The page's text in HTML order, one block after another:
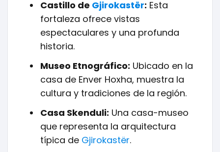
Castillo de Gjirokastër: Esta
fortaleza ofrece vistas
espectaculares y una profunda
historia.
Museo Etnográfico: Ubicado en la
casa de Enver Hoxha, muestra la
cultura y tradiciones de la región.
Casa Skenduli: Una casa-museo
que representa la arquitectura
típica de Gjirokastër.